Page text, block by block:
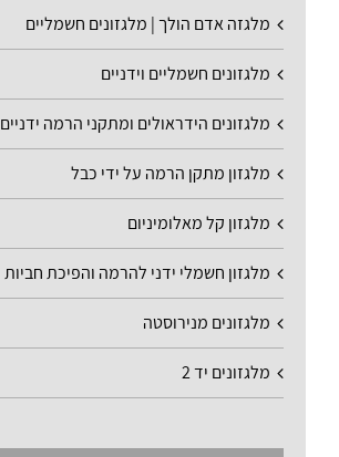
מלגזה אדם הולך | מלגזונים חשמליים
מלגזונים חשמליים וידניים
מלגזונים הידראולים ומתקני הרמה ידניים
מלגזון מתקן הרמה על ידי כבל
מלגזון קל מאלומיניום
מלגזון חשמלי ידני להרמה והפיכת חביות
מלגזונים מנירוסטה
מלגזונים יד 2